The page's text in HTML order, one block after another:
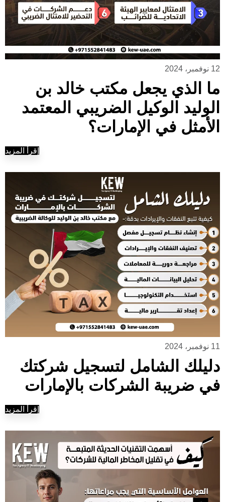
12 نوفمبر، 2024
ما الذي يجعل مكتب خالد بن
الوليد الوكيل الضريبي المعتمد
الأمثل في الإمارات؟
إقرأ المزيد
11 نوفمبر، 2024
دليلك الشامل لتسجيل شركتك
في ضريبة الشركات بالإمارات
إقرأ المزيد